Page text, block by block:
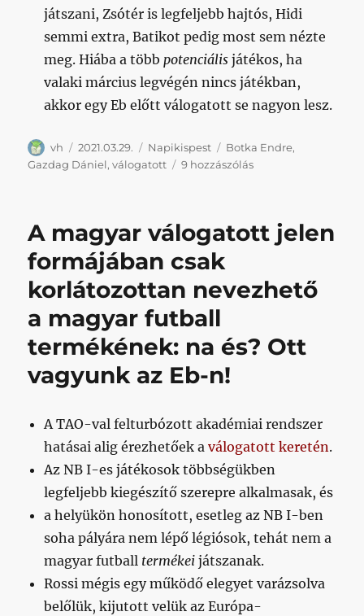
játszani, Zsótér is legfeljebb hajtós, Hidi
semmi extra, Batikot pedig most sem nézte
meg. Hiába a többpotenciális játékos, ha
valaki március legvégén nincs játékban,
akkor egy Eb előtt válogatott se nagyon lesz.
Szerző
vh Közzétéve
2021.03.29. Kategória
Napikispest Címke
Botka Endre,
Gazdag Dániel,válogatott 9 hozzászólásNapikispest
A magyar válogatott jelen
formájában csak
korlátozottan nevezhető
a magyar futball
termékének: na és? Ott
vagyunk az Eb-n!
A TAO-val felturbózott akadémiai rendszer
hatásai alig érezhetőek aválogatott keretén.
Az NB I-es játékosok többségükben
legfeljebb kiegészítő szerepre alkalmasak, és
a helyükön honosított, esetleg az NB I-ben
soha pályára nem lépő légiósok, tehát nem a
magyar futball termékei játszanak.
Rossi mégis egy működő elegyet varázsolva
belőlük, kijutott velük az Európa-